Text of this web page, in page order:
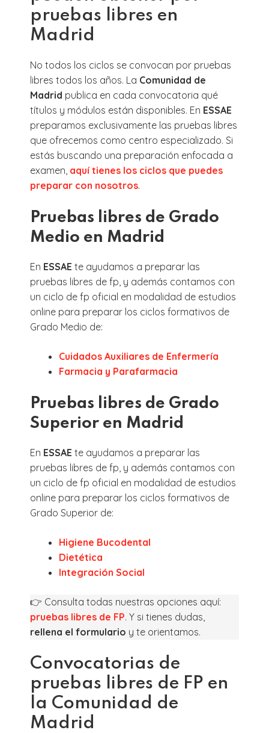
pruebas libres en
Madrid
No todos los ciclos se convocan por pruebas
libres todos los años. La Comunidad de
Madrid publica en cada convocatoria qué
títulos y módulos están disponibles. En ESSAE
preparamos exclusivamente las pruebas libres
que ofrecemos como centro especializado. Si
estás buscando una preparación enfocada a
examen, aquí tienes los ciclos que puedes
preparar con nosotros.
Pruebas libres de Grado
Medio en Madrid
En ESSAE te ayudamos a preparar las
pruebas libres de fp, y además contamos con
un ciclo de fp oficial en modalidad de estudios
online para preparar los ciclos formativos de
Grado Medio de:
Cuidados Auxiliares de Enfermería
Farmacia y Parafarmacia
Pruebas libres de Grado
Superior en Madrid
En ESSAE te ayudamos a preparar las
pruebas libres de fp, y además contamos con
un ciclo de fp oficial en modalidad de estudios
online para preparar los ciclos formativos de
Grado Superior de:
Higiene Bucodental
Dietética
Integración Social
👉 Consulta todas nuestras opciones aquí:
pruebas libres de FP. Y si tienes dudas,
rellena el formulario y te orientamos.
Convocatorias de
pruebas libres de FP en
la Comunidad de
Madrid